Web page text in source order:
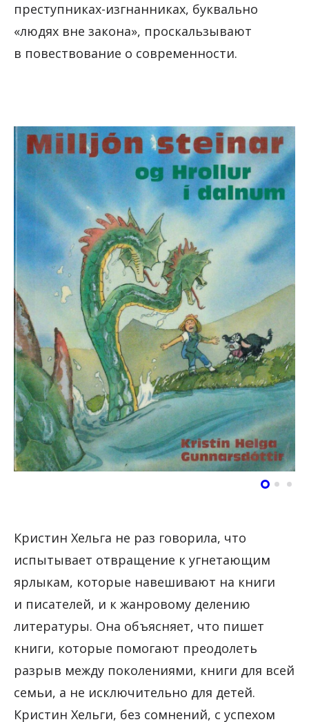
преступниках-изгнанниках, буквально
«людях вне закона», проскальзывают
в повествование о современности.
Кристин Хельга не раз говорила, что
испытывает отвращение к угнетающим
ярлыкам, которые навешивают на книги
и писателей, и к жанровому делению
литературы. Она объясняет, что пишет
книги, которые помогают преодолеть
разрыв между поколениями, книги для всей
семьи, а не исключительно для детей.
Кристин Хельги, без сомнений, с успехом